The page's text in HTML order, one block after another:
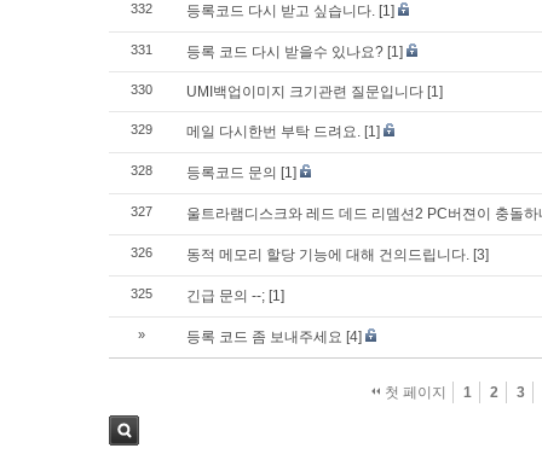
332 등록코드 다시 받고 싶습니다. [1]
331 등록 코드 다시 받을수 있나요? [1]
330 UMI백업이미지 크기관련 질문입니다 [1]
329 메일 다시한번 부탁 드려요. [1]
328 등록코드 문의 [1]
327 울트라램디스크와 레드 데드 리뎀션2 PC버젼이 충돌하
326 동적 메모리 할당 기능에 대해 건의드립니다. [3]
325 긴급 문의 --; [1]
» 등록 코드 좀 보내주세요 [4]
첫 페이지 1 2 3